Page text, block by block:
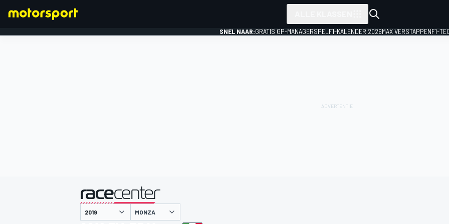
SNEL NAAR:GRATIS GP-MANAGERSPEL F1-KALENDER 2026MAX VERSTAPPENF1-
gepresenteerd door
MONZA